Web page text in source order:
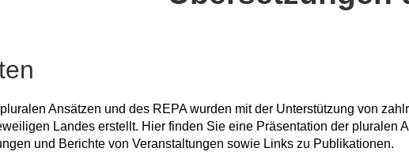
Ansätzen und des REPA wurden mit der Unterstützung von
Landes erstellt. Hier finden Sie eine Präsentation der pluralen
und Berichte von Veranstaltungen sowie Links zu Publikationen.